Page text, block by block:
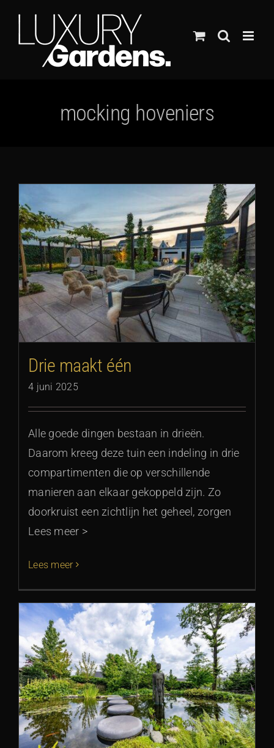
inhoud
mocking hoveniers
Drie maakt één
4 juni 2025
Alle goede dingen bestaan in drieën.
Daarom kreeg deze tuin een indeling in drie
compartimenten die op verschillende
manieren aan elkaar gekoppeld zijn. Zo
doorkruist een zichtlijn het geheel, zorgen
Lees meer >
Lees meer